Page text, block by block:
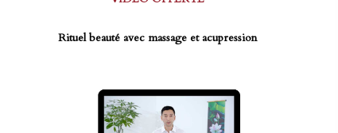
Rituel beauté avec massage et acupression